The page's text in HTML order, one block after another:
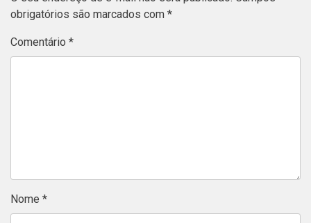
obrigatórios são marcados com *
Comentário *
Nome *